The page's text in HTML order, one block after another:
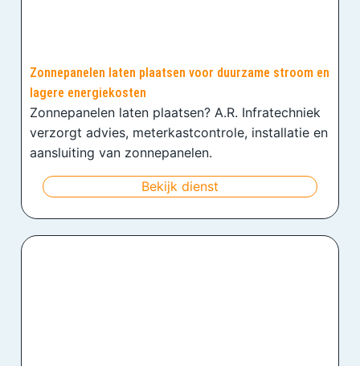
Zonnepanelen laten plaatsen voor duurzame stroom en
lagere energiekosten
Zonnepanelen laten plaatsen? A.R. Infratechniek
verzorgt advies, meterkastcontrole, installatie en
aansluiting van zonnepanelen.
Bekijk dienst